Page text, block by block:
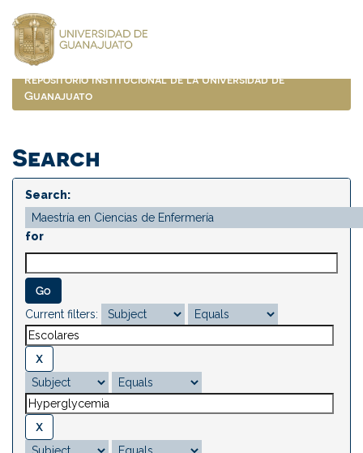
navigation
Repositorio Institucional de la Universidad de
Guanajuato
Search
Search:
for
Current filters: